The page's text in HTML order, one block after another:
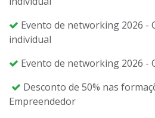
Evento de networking 2026 -
individual
Evento de networking 2026 -
Desconto de 50% nas
Empreendedor